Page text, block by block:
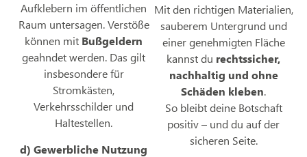
Aufklebern im öffentlichen
Raum untersagen. Verstöße
können mit Bußgeldern
geahndet werden. Das gilt
insbesondere für
Stromkästen,
Verkehrsschilder und
Haltestellen.
d) Gewerbliche Nutzung
Mit den richtigen Materialien,
sauberem Untergrund und
einer genehmigten Fläche
kannst du rechtssicher,
nachhaltig und ohne
Schäden kleben.
So bleibt deine Botschaft
positiv – und du auf der
sicheren Seite.